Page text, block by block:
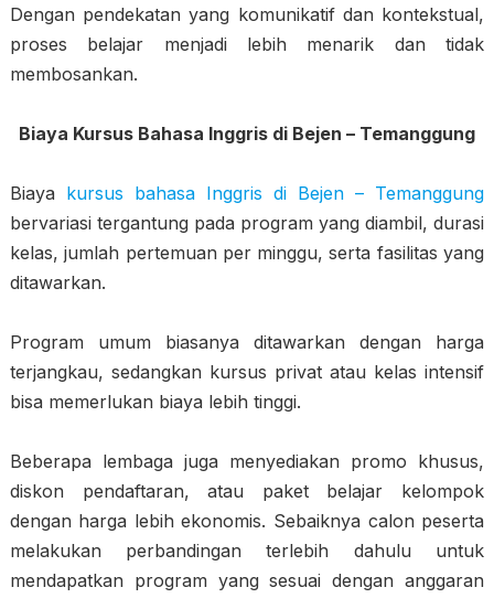
Dengan pendekatan yang komunikatif dan kontekstual,
proses belajar menjadi lebih menarik dan tidak
membosankan.
Biaya Kursus Bahasa Inggris di Bejen – Temanggung
Biaya kursus bahasa Inggris di Bejen – Temanggung
bervariasi tergantung pada program yang diambil, durasi
kelas, jumlah pertemuan per minggu, serta fasilitas yang
ditawarkan.
Program umum biasanya ditawarkan dengan harga
terjangkau, sedangkan kursus privat atau kelas intensif
bisa memerlukan biaya lebih tinggi.
Beberapa lembaga juga menyediakan promo khusus,
diskon pendaftaran, atau paket belajar kelompok
dengan harga lebih ekonomis. Sebaiknya calon peserta
melakukan perbandingan terlebih dahulu untuk
mendapatkan program yang sesuai dengan anggaran